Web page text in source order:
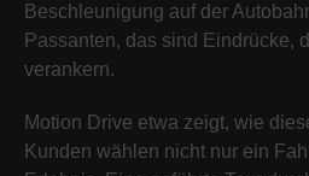
Beschleunigung auf der
Passanten, das sind Eindrücke,
verankern.
Motion Drive etwa zeigt, wie
Kunden wählen nicht nur ein